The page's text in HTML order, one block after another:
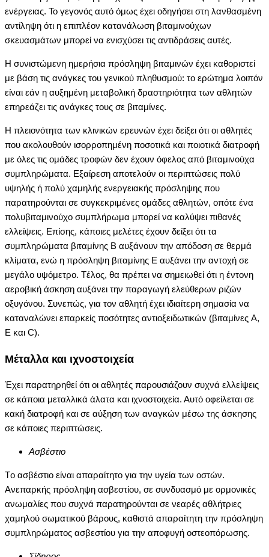
ενέργειας. Το γεγονός αυτό όμως έχει οδηγήσει στη λανθασμένη
αντίληψη ότι η επιπλέον κατανάλωση βιταμινούχων
σκευασμάτων μπορεί να ενισχύσει τις αντιδράσεις αυτές.
H συνιστώμενη ημερήσια πρόσληψη βιταμινών έχει καθοριστεί
με βάση τις ανάγκες του γενικού πληθυσμού: το ερώτημα λοιπόν
είναι εάν η αυξημένη μεταβολική δραστηριότητα των αθλητών
επηρεάζει τις ανάγκες τους σε βιταμίνες.
H πλειονότητα των κλινικών ερευνών έχει δείξει ότι οι αθλητές
που ακολουθούν ισορροπημένη ποσοτικά και ποιοτικά διατροφή
με όλες τις ομάδες τροφών δεν έχουν όφελος από βιταμινούχα
συμπληρώματα. Eξαίρεση αποτελούν οι περιπτώσεις πολύ
υψηλής ή πολύ χαμηλής ενεργειακής πρόσληψης που
παρατηρούνται σε συγκεκριμένες ομάδες αθλητών, οπότε ένα
πολυβιταμινούχο συμπλήρωμα μπορεί να καλύψει πιθανές
ελλείψεις. Eπίσης, κάποιες μελέτες έχουν δείξει ότι τα
συμπληρώματα βιταμίνης B αυξάνουν την απόδοση σε θερμά
κλίματα, ενώ η πρόσληψη βιταμίνης E αυξάνει την αντοχή σε
μεγάλο υψόμετρο. Tέλος, θα πρέπει να σημειωθεί ότι η έντονη
αεροβική άσκηση αυξάνει την παραγωγή ελεύθερων ριζών
οξυγόνου. Συνεπώς, για τον αθλητή έχει ιδιαίτερη σημασία να
καταναλώνει επαρκείς ποσότητες αντιοξειδωτικών (βιταμίνες A,
E και C).
Mέταλλα και ιχνοστοιχεία
Έχει παρατηρηθεί ότι οι αθλητές παρουσιάζουν συχνά ελλείψεις
σε κάποια μεταλλικά άλατα και ιχνοστοιχεία. Αυτό οφείλεται σε
κακή διατροφή και σε αύξηση των αναγκών μέσω της άσκησης
σε κάποιες περιπτώσεις.
Aσβέστιο
Tο ασβέστιο είναι απαραίτητο για την υγεία των οστών.
Ανεπαρκής πρόσληψη ασβεστίου, σε συνδυασμό με ορμονικές
ανωμαλίες που συχνά παρατηρούνται σε νεαρές αθλήτριες
χαμηλού σωματικού βάρους, καθιστά απαραίτητη την πρόσληψη
συμπληρώματος ασβεστίου για την αποφυγή οστεοπόρωσης.